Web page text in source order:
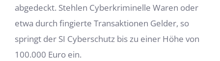
abgedeckt. Stehlen Cyberkriminelle Waren oder
etwa durch fingierte Transaktionen Gelder, so
springt der SI Cyberschutz bis zu einer Höhe von
100.000 Euro ein.